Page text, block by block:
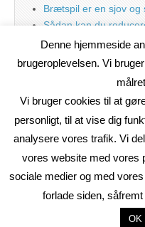
Brætspil er en sjov og
Sådan kan du
tricks til at spare på
Nu med blog
The Magazine
Denne hjemmeside
brugeroplevelsen. Vi
Vi bruger cookies til at
personligt, til at vise dig
analysere vores trafik. Vi
vores website med vores
sociale medier og med
forlade siden,
OK